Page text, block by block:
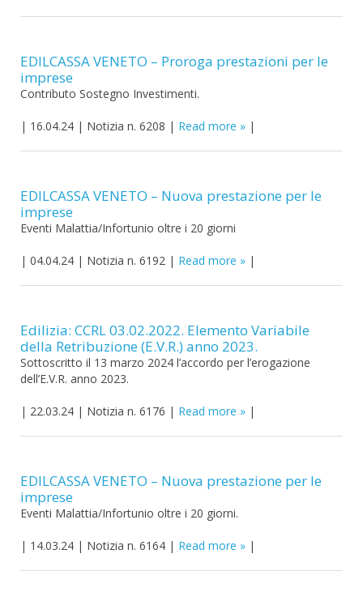
EDILCASSA VENETO – Proroga prestazioni per le
imprese
Contributo Sostegno Investimenti.
| 16.04.24 | Notizia n. 6208 | Read more |
EDILCASSA VENETO – Nuova prestazione per le
imprese
Eventi Malattia/Infortunio oltre i 20 giorni
| 04.04.24 | Notizia n. 6192 | Read more |
Edilizia: CCRL 03.02.2022. Elemento Variabile
della Retribuzione (E.V.R.) anno 2023.
Sottoscritto il 13 marzo 2024 l’accordo per l’erogazione
dell’E.V.R. anno 2023.
| 22.03.24 | Notizia n. 6176 | Read more |
EDILCASSA VENETO – Nuova prestazione per le
imprese
Eventi Malattia/Infortunio oltre i 20 giorni.
| 14.03.24 | Notizia n. 6164 | Read more |